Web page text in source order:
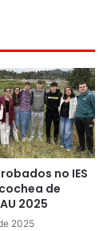
no IES
de
2025
2025